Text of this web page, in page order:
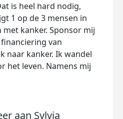
is heel hard nodig,
1 op de 3 mensen in
kanker. Sponsor mij
van
naar kanker. Ik wandel
het leven. Namens mij
aan Sylvia